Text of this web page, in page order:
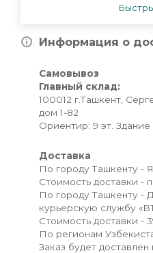
Информация о
Самовывоз
Главный склад:
100012 г.Ташкент,
дом 1-82
Ориентир: 9 эт.
Доставка
По городу Ташкенту -
Стоимость доставки -
По городу Ташкенту -
курьерскую службу
Стоимость доставки -
По регионам
Заказ будет